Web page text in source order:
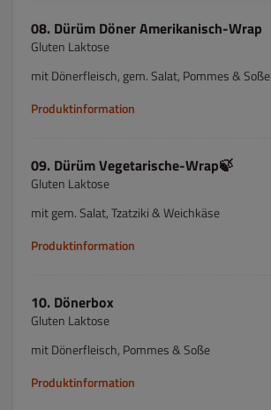
08. Dürüm Döner Amerikanisch-Wrap
Gluten Laktose
mit Dönerfleisch, gem. Salat, Pommes & Soße
Produktinformation
09. Dürüm Vegetarische-Wrap🍃
Gluten Laktose
mit gem. Salat, Tzatziki & Weichkäse
Produktinformation
10. Dönerbox
Gluten Laktose
mit Dönerfleisch, Pommes & Soße
Produktinformation